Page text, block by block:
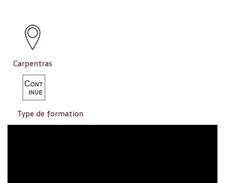
Carpentras
Type de formation